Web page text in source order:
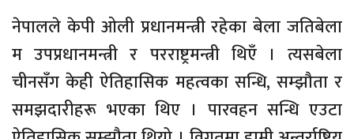
नेपालले केपी ओली प्रधानमन्त्री रहेका बेला जतिबेला
म उपप्रधानमन्त्री र परराष्ट्रमन्त्री थिएँ । त्यसबेला
चीनसँग केही ऐतिहासिक महत्वका सन्धि, सम्झौता र
समझदारीहरू भएका थिए । पारवहन सन्धि एउटा